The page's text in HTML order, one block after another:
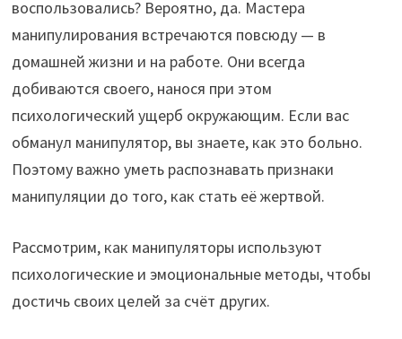
воспользовались? Вероятно, да. Мастера
манипулирования встречаются повсюду — в
домашней жизни и на работе. Они всегда
добиваются своего, нанося при этом
психологический ущерб окружающим. Если вас
обманул манипулятор, вы знаете, как это больно.
Поэтому важно уметь распознавать признаки
манипуляции до того, как стать её жертвой.
Рассмотрим, как манипуляторы используют
психологические и эмоциональные методы, чтобы
достичь своих целей за счёт других.